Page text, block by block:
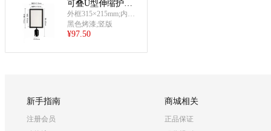
可叠U型伸缩护栏
杆(烤漆黑A4插牌)
外框315×215mm;内框2
75×175mm;总长435m
m;底部直径63mm
黑色烤漆;竖版
¥97.50
新手指南
注册会员
商城相关
正品保证